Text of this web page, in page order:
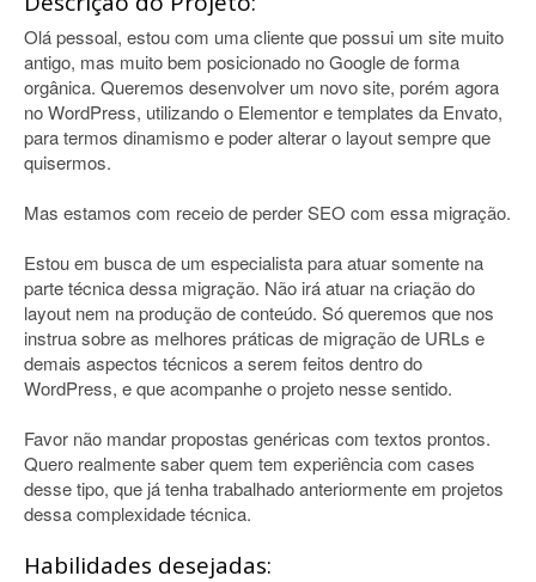
Olá pessoal, estou com uma cliente que possui um site muito
antigo, mas muito bem posicionado no Google de forma
orgânica. Queremos desenvolver um novo site, porém agora
no WordPress, utilizando o Elementor e templates da Envato,
para termos dinamismo e poder alterar o layout sempre que
quisermos.
Mas estamos com receio de perder SEO com essa migração.
Estou em busca de um especialista para atuar somente na
parte técnica dessa migração. Não irá atuar na criação do
layout nem na produção de conteúdo. Só queremos que nos
instrua sobre as melhores práticas de migração de URLs e
demais aspectos técnicos a serem feitos dentro do
WordPress, e que acompanhe o projeto nesse sentido.
Favor não mandar propostas genéricas com textos prontos.
Quero realmente saber quem tem experiência com cases
desse tipo, que já tenha trabalhado anteriormente em projetos
dessa complexidade técnica.
Habilidades desejadas: